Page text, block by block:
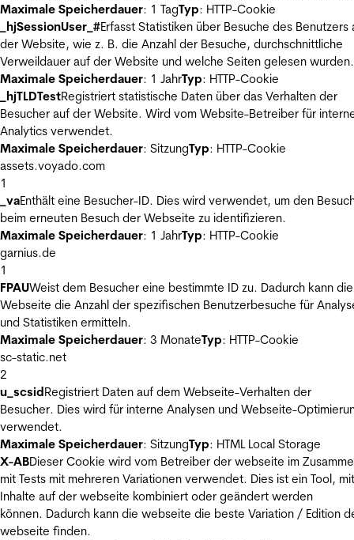
Maximale Speicherdauer: 1 TagTyp: HTTP-Cookie
_hjSessionUser_#Erfasst Statistiken über Besuche des Benutzers
der Website, wie z. B. die Anzahl der Besuche, durchschnittliche
Verweildauer auf der Website und welche Seiten gelesen wurden.
Maximale Speicherdauer: 1 JahrTyp: HTTP-Cookie
_hjTLDTestRegistriert statistische Daten über das Verhalten der
Besucher auf der Website. Wird vom Website-Betreiber für
Analytics verwendet.
Maximale Speicherdauer: SitzungTyp: HTTP-Cookie
assets.voyado.com
1
_vaEnthält eine Besucher-ID. Dies wird verwendet, um den
beim erneuten Besuch der Webseite zu identifizieren.
Maximale Speicherdauer: 1 JahrTyp: HTTP-Cookie
garnius.de
1
FPAUWeist dem Besucher eine bestimmte ID zu. Dadurch kann die
Webseite die Anzahl der spezifischen Benutzerbesuche für
und Statistiken ermitteln.
Maximale Speicherdauer: 3 MonateTyp: HTTP-Cookie
sc-static.net
2
u_scsidRegistriert Daten auf dem Webseite-Verhalten der
Besucher. Dies wird für interne Analysen und Webseite-
verwendet.
Maximale Speicherdauer: SitzungTyp: HTML Local Storage
X-ABDieser Cookie wird vom Betreiber der webseite im
mit Tests mit mehreren Variationen verwendet. Dies ist ein Tool,
Inhalte auf der webseite kombiniert oder geändert werden
können. Dadurch kann die webseite die beste Variation / Edition
webseite finden.